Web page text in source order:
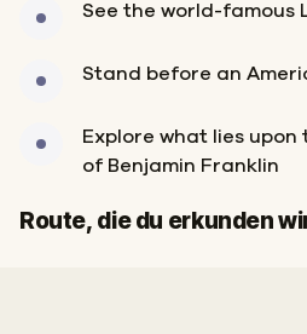
See the world-famous
Stand before an
Explore what lies
of Benjamin Franklin
Route, die du erkunden
Start
Ziel